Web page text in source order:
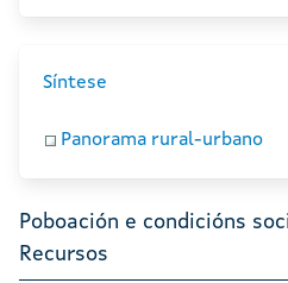
Síntese
Panorama rural-urbano
Poboación e condicións
Recursos